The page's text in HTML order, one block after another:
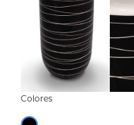
Colores